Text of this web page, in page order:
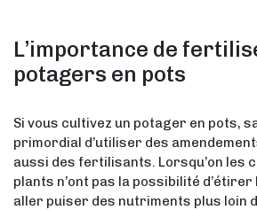
L’importance de
potagers en pots
Si vous cultivez un potager en pots,
primordial d’utiliser des
aussi des fertilisants. Lorsqu’on les
plants n’ont pas la possibilité
aller puiser des nutriments plus loin